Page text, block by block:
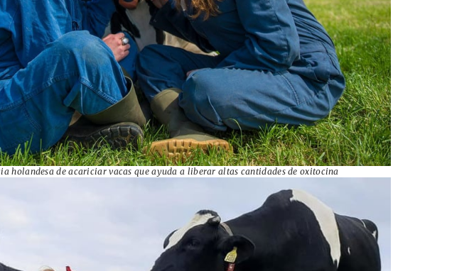
holandesa de acariciar vacas que ayuda a liberar altas cantidades de oxitocina